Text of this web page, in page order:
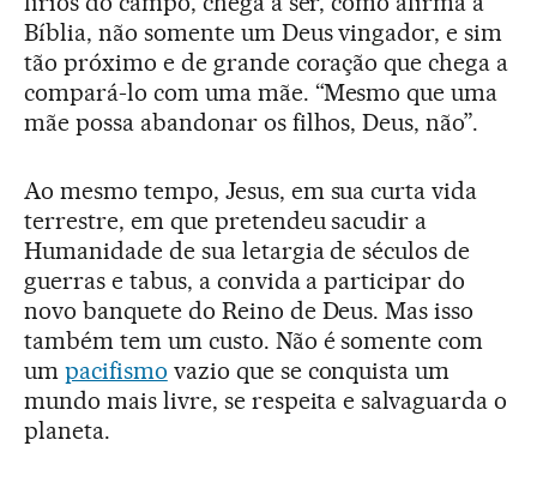
Bíblia, não somente um Deus vingador, e sim
tão próximo e de grande coração que chega a
compará-lo com uma mãe. “Mesmo que uma
mãe possa abandonar os filhos, Deus, não”.
Ao mesmo tempo, Jesus, em sua curta vida
terrestre, em que pretendeu sacudir a
Humanidade de sua letargia de séculos de
guerras e tabus, a convida a participar do
novo banquete do Reino de Deus. Mas isso
também tem um custo. Não é somente com
um pacifismo vazio que se conquista um
mundo mais livre, se respeita e salvaguarda o
planeta.